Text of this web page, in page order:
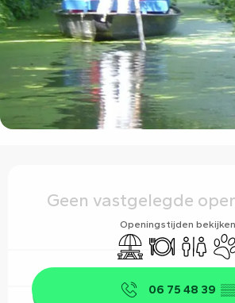
Geen vastgelegde
Openingstijden bekijken
Picknickplaats
RestaurantToiletten
06 75 48 39